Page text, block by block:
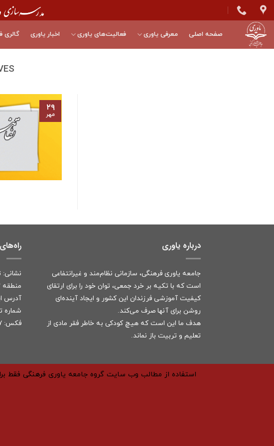
Skip
to
content
صفحه اصلی معرفی یاوری فعالیت‌های یاوری اخبار یاوری
۲۹
مهر
درباره یاوری
جامعه یاوری فرهنگی، سازمانی نظام‌مند و غیرانتفاعی
است که با تکیه بر خرد جمعی، توان خود را برای ارتقای
کیفیت آموزشی فرزندان این کشور و ایجاد آینده‌ای
روشن برای آنها صرف می‌کند.
هدف ما این است که هیچ کودکی به خاطر فقر مادی از
تعلیم و تربیت باز نماند.
نشانی:
منطقه ۳، خیابان کوشا، میدان جوانان، پلاک ۵
آدرس
شماره
فکس: ۲۲۲۲۹۵۷۷-۰۲۱
استفاده از مطالب وب سایت گروه جامعه یاوری فرهنگی فقط